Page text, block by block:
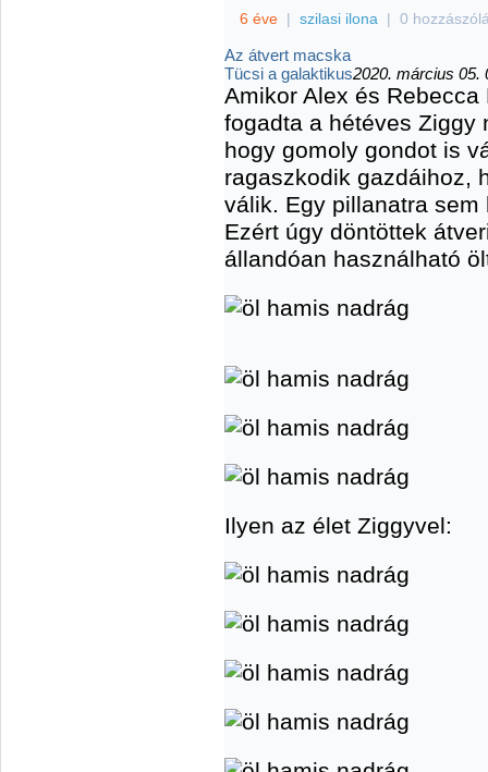
6 éve | szilasi ilona | 0
Az átvert macska
Tücsi a galaktikus2020. március 05.
Amikor Alex és
fogadta a hétéves Ziggy
hogy gomoly gondot is
ragaszkodik gazdáihoz,
válik. Egy pillanatra
Ezért úgy döntöttek
állandóan használható
Ilyen az élet Ziggyvel: